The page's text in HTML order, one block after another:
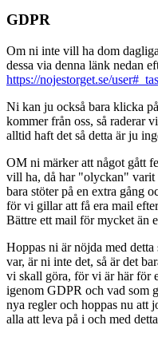
GDPR
Om ni inte vill ha dom
dessa via denna länk nedan
https://nojestorget.se/
Ni kan ju också bara klicka
kommer från oss, så raderar
alltid haft det så detta är ju
OM ni märker att något gått
vill ha, då har "olyckan"
bara stöter på en extra gång
för vi gillar att få era mail
Bättre ett mail för mycket än
Hoppas ni är nöjda med
var, är ni inte det, så är det
vi skall göra, för vi är här för
igenom GDPR och vad som
nya regler och hoppas nu att
alla att leva på i och med